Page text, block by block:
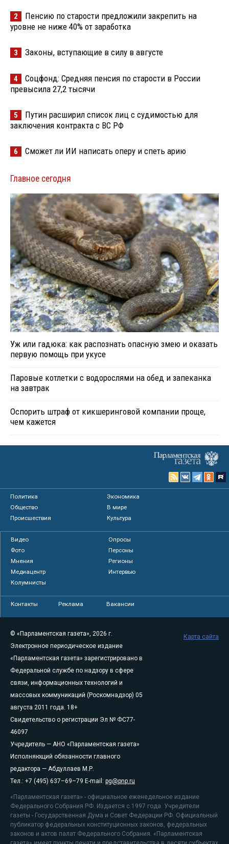
2
Пенсию по старости предложили закрепить на
уровне не ниже 40% от заработка
3 Законы, вступающие в силу в августе
4
Соцфонд: Средняя пенсия по старости в России
превысила 27,2 тысячи
5
Путин расширил список лиц с судимостью для
заключения контракта с ВС РФ
6 Сможет ли ИИ написать оперу и спеть арию
Главное сегодня
Уж или гадюка: как распознать опасную змею и оказать
первую помощь при укусе
Паровые котлетки с водорослями на обед и запеканка
на завтрак
Оспорить штраф от кикшеринговой компании проще,
чем кажется
Политика
Экономика
Общество
В мире
Происшествия
Культура
Видео
Опросы
Фото
Персоны
Мнения
Регионы
Медиацентр
Интервью
Колумнисты
Контакты Реклама Вакансии
© «Парламентская газета», 2026 г.
Электронное периодическое издание
«Парламентская газета» зарегистрировано в
Федеральной службе по надзору в сфере
связи, информационных технологий и
массовых коммуникаций (Роскомнадзор) 05
августа 2011 года. 18+
Свидетельство о регистрации Эл № ФС77-
46097
Учредитель — АНО «Парламентская газета»
Исполняющий обязанности главного
редактора — Абдуллаев М.Р.
Тел.: +7 (495) 637–69–79 E-mail: pg@pnp.ru
«Парламентская газета» - официальное еженедельное издание
Федерального Собрания РФ. Издается с 1997 года. Учредители
газеты - Государственная Дума и Совет Федерации РФ. Официальный
публикатор федеральных конституционных законов, федеральных
законов и актов палат Федерального Собрания. «Парламентская
Карта сайта